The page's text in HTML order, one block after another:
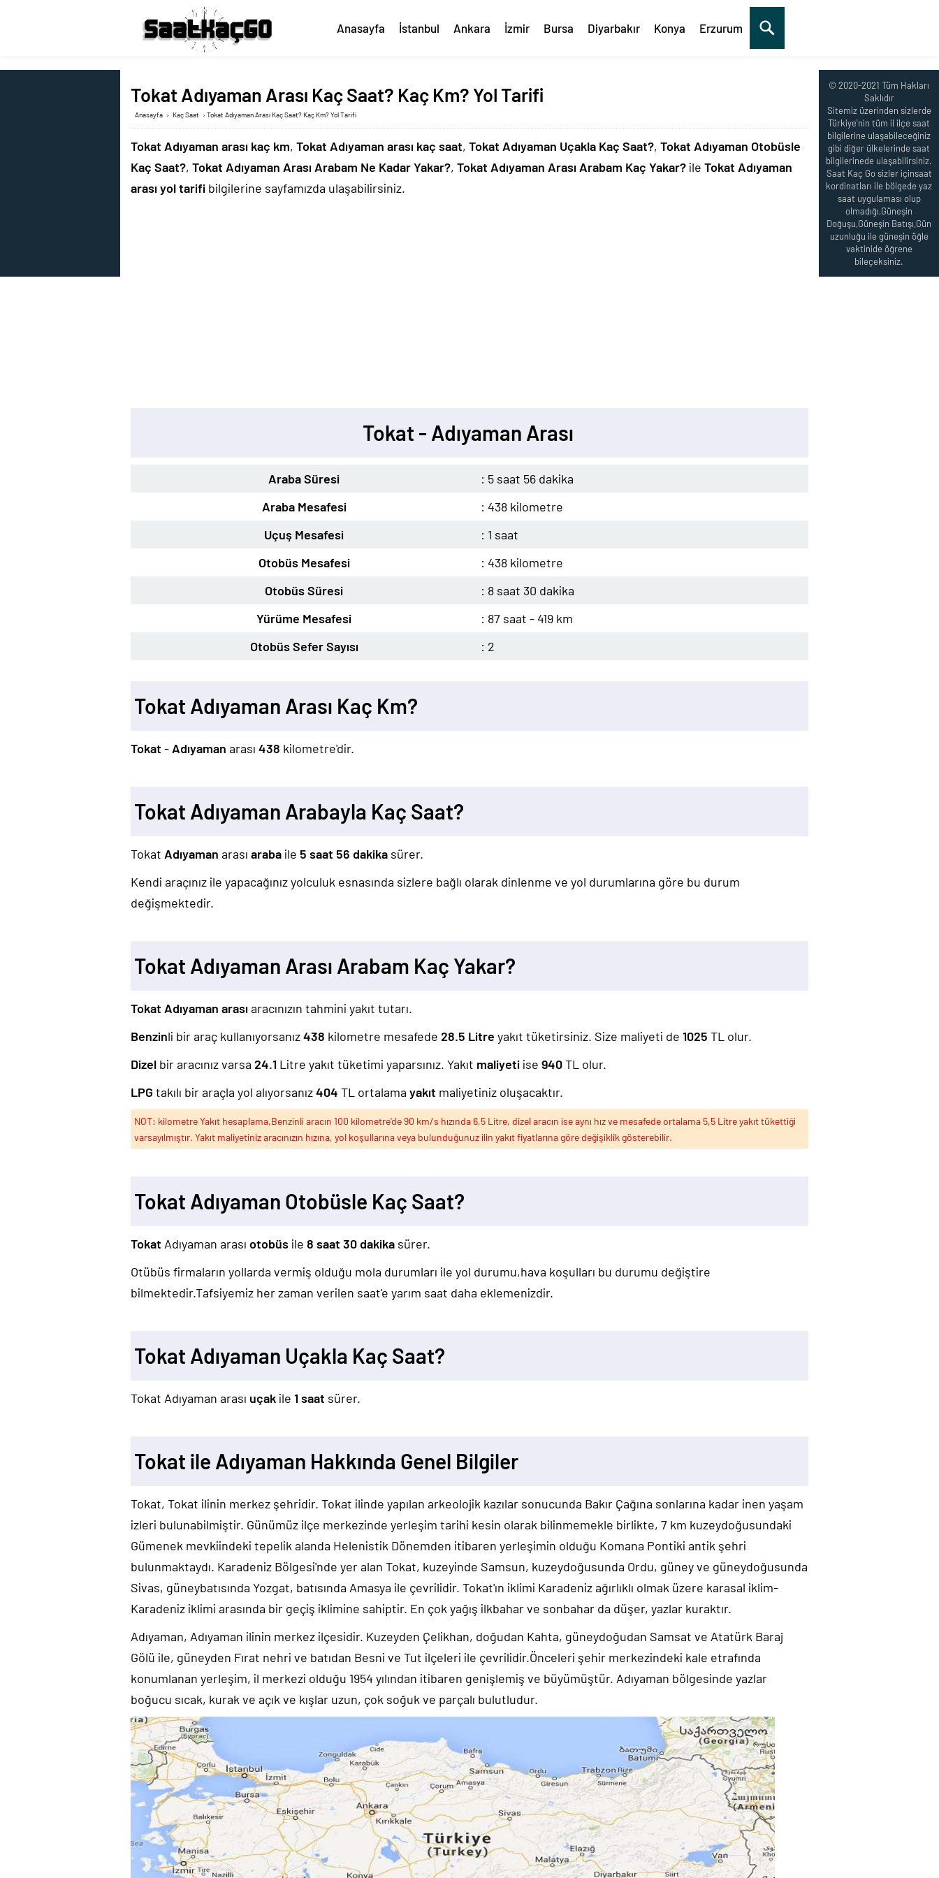
Anasayfa İstanbul Ankara İzmir Bursa Diyarbakır Konya Erzurum
Tokat Adıyaman Arası Kaç Saat? Kaç Km? Yol Tarifi
Anasayfa › Kaç Saat › Tokat Adıyaman Arası Kaç Saat? Kaç Km? Yol Tarifi
Tokat Adıyaman arası kaç km, Tokat Adıyaman arası kaç saat, Tokat Adıyaman Uçakla Kaç Saat?, Tokat Adıyaman Otobüsle
Kaç Saat?, Tokat Adıyaman Arası Arabam Ne Kadar Yakar?, Tokat Adıyaman Arası Arabam Kaç Yakar? ile Tokat Adıyaman
arası yol tarifi bilgilerine sayfamızda ulaşabilirsiniz.
Tokat - Adıyaman Arası
Araba Süresi
: 5 saat 56 dakika
Araba Mesafesi
: 438 kilometre
Uçuş Mesafesi
: 1 saat
Otobüs Mesafesi
: 438 kilometre
Otobüs Süresi
: 8 saat 30 dakika
Yürüme Mesafesi
: 87 saat - 419 km
Otobüs Sefer Sayısı
: 2
Tokat Adıyaman Arası Kaç Km?
Tokat - Adıyaman arası 438 kilometre'dir.
Tokat Adıyaman Arabayla Kaç Saat?
Tokat Adıyaman arası araba ile 5 saat 56 dakika sürer.
Kendi araçınız ile yapacağınız yolculuk esnasında sizlere bağlı olarak dinlenme ve yol durumlarına göre bu durum
değişmektedir.
Tokat Adıyaman Arası Arabam Kaç Yakar?
Tokat Adıyaman arasıaracınızın tahmini yakıt tutarı.
Benzinli bir araç kullanıyorsanız438 kilometre mesafede 28.5 Litre yakıt tüketirsiniz. Size maliyeti de 1025 TL olur.
Dizel bir aracınız varsa 24.1 Litre yakıt tüketimi yaparsınız. Yakıt maliyeti ise 940TL olur.
LPG takılı bir araçla yol alıyorsanız404 TL ortalama yakıt maliyetiniz oluşacaktır.
NOT: kilometre Yakıt hesaplama,Benzinli aracın 100 kilometre'de 90 km/s hızında 6,5 Litre, dizel aracın ise aynı hız ve mesafede ortalama 5,5 Litre yakıt tükettiği
varsayılmıştır. Yakıt maliyetiniz aracınızın hızına, yol koşullarına veya bulunduğunuz ilin yakıt fiyatlarına göre değişiklik gösterebilir.
Tokat Adıyaman Otobüsle Kaç Saat?
Tokat Adıyaman arası otobüs ile 8 saat 30 dakika sürer.
Otübüs firmaların yollarda vermiş olduğu mola durumları ile yol durumu,hava koşulları bu durumu değiştire
bilmektedir.Tafsiyemiz her zaman verilen saat'e yarım saat daha eklemenizdir.
Tokat Adıyaman Uçakla Kaç Saat?
Tokat Adıyaman arası uçak ile 1 saat sürer.
Tokat ile Adıyaman Hakkında Genel Bilgiler
Tokat, Tokat ilinin merkez şehridir. Tokat ilinde yapılan arkeolojik kazılar sonucunda Bakır Çağına sonlarına kadar inen yaşam
izleri bulunabilmiştir. Günümüz ilçe merkezinde yerleşim tarihi kesin olarak bilinmemekle birlikte, 7 km kuzeydoğusundaki
Gümenek mevkiindeki tepelik alanda Helenistik Dönemden itibaren yerleşimin olduğu Komana Pontiki antik şehri
bulunmaktaydı. Karadeniz Bölgesi'nde yer alan Tokat, kuzeyinde Samsun, kuzeydoğusunda Ordu, güney ve güneydoğusunda
Sivas, güneybatısında Yozgat, batısında Amasya ile çevrilidir. Tokat'ın iklimi Karadeniz ağırlıklı olmak üzere karasal iklim-
Karadeniz iklimi arasında bir geçiş iklimine sahiptir. En çok yağış ilkbahar ve sonbahar da düşer, yazlar kuraktır.
Adıyaman, Adıyaman ilinin merkez ilçesidir. Kuzeyden Çelikhan, doğudan Kahta, güneydoğudan Samsat ve Atatürk Baraj
Gölü ile, güneyden Fırat nehri ve batıdan Besni ve Tut ilçeleri ile çevrilidir.Önceleri şehir merkezindeki kale etrafında
konumlanan yerleşim, il merkezi olduğu 1954 yılından itibaren genişlemiş ve büyümüştür. Adıyaman bölgesinde yazlar
boğucu sıcak, kurak ve açık ve kışlar uzun, çok soğuk ve parçalı bulutludur.
© 2020-2021 Tüm Hakları
Saklıdır
Sitemiz üzerinden sizlerde
Türkiye'nin tüm il ilçe saat
bilgilerine ulaşabileceğiniz
gibi diğer ülkelerinde saat
bilgilerinede ulaşabilirsiniz.
Saat Kaç Go sizler içinsaat
kordinatları ile bölgede yaz
saat uygulaması olup
olmadığı,Güneşin
Doğuşu,Güneşin Batışı,Gün
uzunluğu ile güneşin öğle
vaktinide öğrene
bileçeksiniz.